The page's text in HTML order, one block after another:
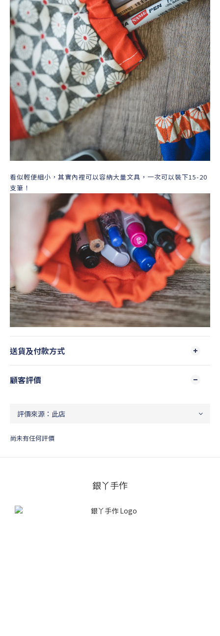
看似輕便細小，其實內裡可以容納大量文具，一次可以裝下15-20
支筆！
送貨及付款方式
顧客評價
尚未有任何評價
銀丫手作